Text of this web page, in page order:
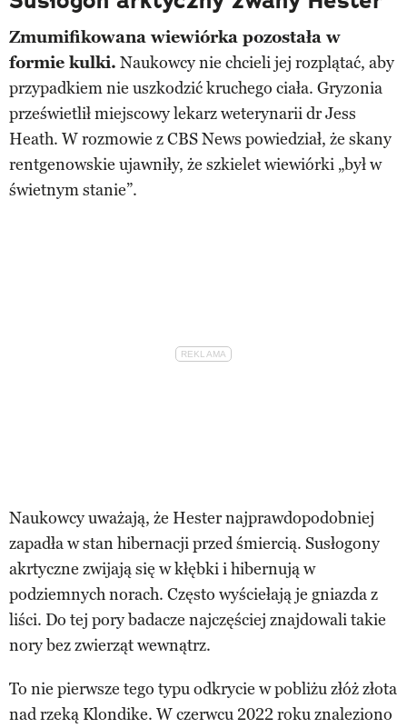
Zmumifikowana wiewiórka pozostała w
formie kulki. Naukowcy nie chcieli jej rozplątać, aby
przypadkiem nie uszkodzić kruchego ciała. Gryzonia
prześwietlił miejscowy lekarz weterynarii dr Jess
Heath. W rozmowie z CBS News powiedział, że skany
rentgenowskie ujawniły, że szkielet wiewiórki „był w
świetnym stanie”.
Naukowcy uważają, że Hester najprawdopodobniej
zapadła w stan hibernacji przed śmiercią. Susłogony
akrtyczne zwijają się w kłębki i hibernują w
podziemnych norach. Często wyściełają je gniazda z
liści. Do tej pory badacze najczęściej znajdowali takie
nory bez zwierząt wewnątrz.
To nie pierwsze tego typu odkrycie w pobliżu złóż złota
nad rzeką Klondike. W czerwcu 2022 roku znaleziono